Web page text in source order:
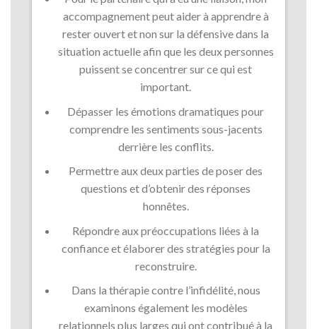
accompagnement peut aider à apprendre à
rester ouvert et non sur la défensive dans la
situation actuelle afin que les deux personnes
puissent se concentrer sur ce qui est
important.
Dépasser les émotions dramatiques pour
comprendre les sentiments sous-jacents
derrière les conflits.
Permettre aux deux parties de poser des
questions et d’obtenir des réponses
honnêtes.
Répondre aux préoccupations liées à la
confiance et élaborer des stratégies pour la
reconstruire.
Dans la thérapie contre l’infidélité, nous
examinons également les modèles
relationnels plus larges qui ont contribué à la